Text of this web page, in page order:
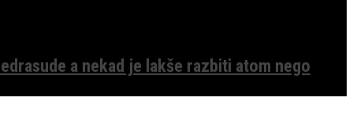
a nekad je lakše razbiti atom nego